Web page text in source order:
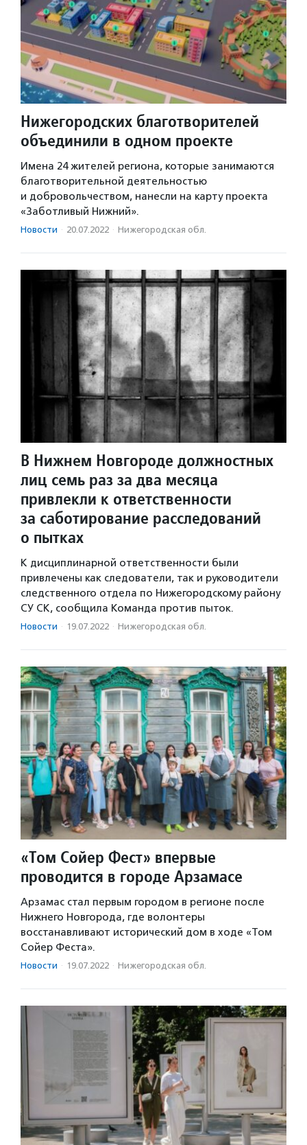
Нижегородских благотворителей
объединили в одном проекте
Имена 24 жителей региона, которые занимаются
благотворительной деятельностью
и добровольчеством, нанесли на карту проекта
«Заботливый Нижний».
Новости · 20.07.2022 · Нижегородская обл.
В Нижнем Новгороде должностных
лиц семь раз за два месяца
привлекли к ответственности
за саботирование расследований
о пытках
К дисциплинарной ответственности были
привлечены как следователи, так и руководители
следственного отдела по Нижегородскому району
СУ СК, сообщила Команда против пыток.
Новости · 19.07.2022 · Нижегородская обл.
«Том Сойер Фест» впервые
проводится в городе Арзамасе
Арзамас стал первым городом в регионе после
Нижнего Новгорода, где волонтеры
восстанавливают исторический дом в ходе «Том
Сойер Феста».
Новости · 19.07.2022 · Нижегородская обл.